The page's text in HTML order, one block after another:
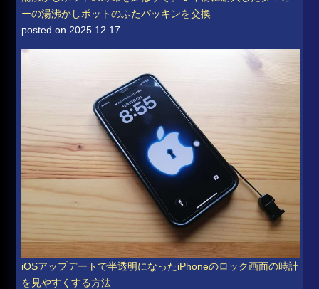
ーの湯沸かしポットのふたパッキンを交換
posted on 2025.12.17
iOSアップデートで半透明になったiPhoneのロック画面の時計
を見やすくする方法